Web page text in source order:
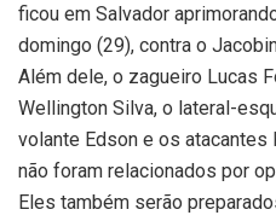
ficou em Salvador
domingo (29), contra o
Além dele, o zagueiro Lucas
Wellington Silva, o lateral-
volante Edson e os atacantes
não foram relacionados por
Eles também serão